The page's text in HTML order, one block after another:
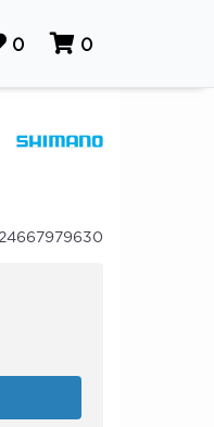
0 0